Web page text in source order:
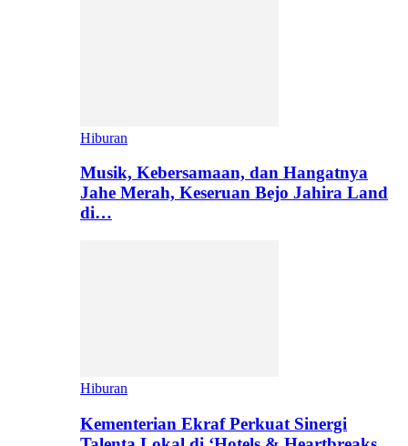
Hiburan
Musik, Kebersamaan, dan Hangatnya
Jahe Merah, Keseruan Bejo Jahira Land
di…
Hiburan
Kementerian Ekraf Perkuat Sinergi